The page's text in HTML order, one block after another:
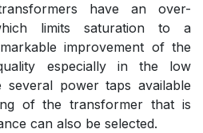
have an over-
limits saturation to a
improvement of the
especially in the low
several power taps available
of the transformer that is
can also be selected.